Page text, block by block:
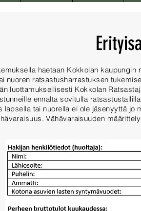
haetaan Kokkolan
nuoren ratsastusharrastuksen
luottamuksellisesti Kokkolan
ennalta sovitulla
lapsella tai nuorella ei ole jäsenyyttä
Vähävaraisuuden